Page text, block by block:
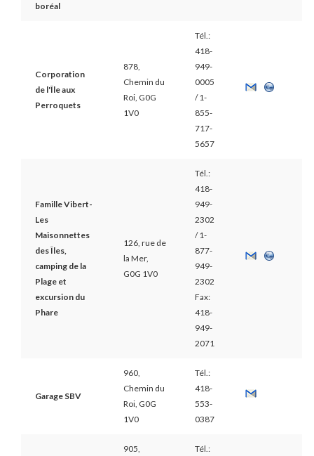
boréal
Corporation
de l'Île aux
Perroquets
878,
Chemin du
Roi, G0G
1V0
Tél.:
418-
949-
0005
/ 1-
855-
717-
5657
Famille Vibert-
Les
Maisonnettes
des Îles,
camping de la
Plage et
excursion du
Phare
126, rue de
la Mer,
G0G 1V0
Tél.:
418-
949-
2302
/ 1-
877-
949-
2302
Fax:
418-
949-
2071
Garage SBV
960,
Chemin du
Roi, G0G
1V0
Tél.:
418-
553-
0387
905,
Tél.: